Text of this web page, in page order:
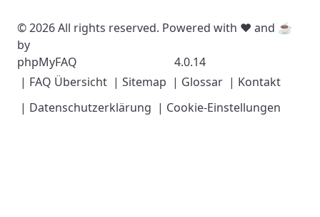
© 2026 All rights reserved. Powered with ❤️ and ☕️
by
phpMyFAQ
4.0.14
| FAQ Übersicht | Sitemap | Glossar | Kontakt
| Datenschutzerklärung | Cookie-Einstellungen